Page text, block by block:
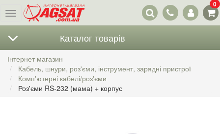
Меню
Наші
контакти
0
Каталог товарів
Інтернет магазин
Кабель, шнури, роз'єми, інструмент, зарядні пристрої
Комп'ютерні кабелі/роз'єми
Роз'єми RS-232 (мама) + корпус